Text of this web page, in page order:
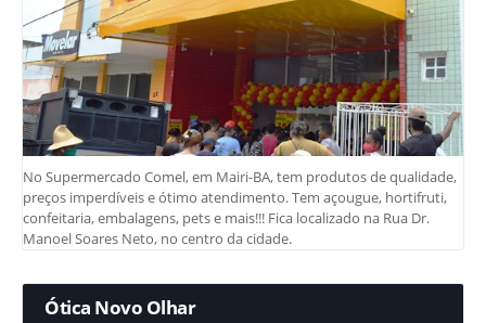
No Supermercado Comel, em Mairi-BA, tem produtos de qualidade,
preços imperdíveis e ótimo atendimento. Tem açougue, hortifruti,
confeitaria, embalagens, pets e mais!!! Fica localizado na Rua Dr.
Manoel Soares Neto, no centro da cidade.
Ótica Novo Olhar